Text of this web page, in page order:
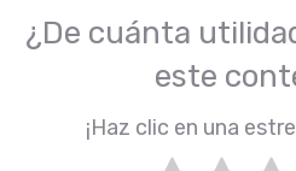
¿De cuánta
este
¡Haz clic en una